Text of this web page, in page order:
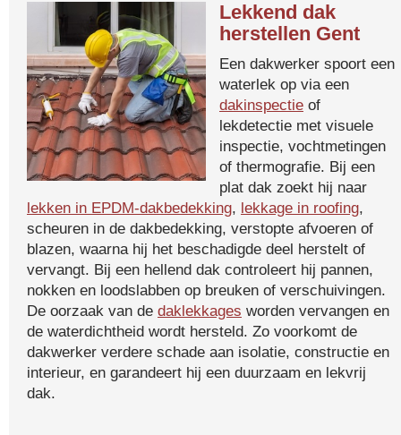
Lekkend dak
herstellen Gent
Een dakwerker spoort een
waterlek op via een
dakinspectie of
lekdetectie met visuele
inspectie, vochtmetingen
of thermografie. Bij een
plat dak zoekt hij naar
lekken in EPDM-dakbedekking, lekkage in roofing,
scheuren in de dakbedekking, verstopte afvoeren of
blazen, waarna hij het beschadigde deel herstelt of
vervangt. Bij een hellend dak controleert hij pannen,
nokken en loodslabben op breuken of verschuivingen.
De oorzaak van de daklekkages worden vervangen en
de waterdichtheid wordt hersteld. Zo voorkomt de
dakwerker verdere schade aan isolatie, constructie en
interieur, en garandeert hij een duurzaam en lekvrij
dak.